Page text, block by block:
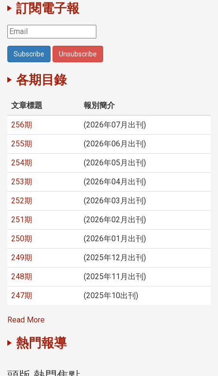
訂閱電子報
各期目錄
文章標題 報別簡介
256期 (2026年07月出刊)
255期 (2026年06月出刊)
254期 (2026年05月出刊)
253期 (2026年04月出刊)
252期 (2026年03月出刊)
251期 (2026年02月出刊)
250期 (2026年01月出刊)
249期 (2025年12月出刊)
248期 (2025年11月出刊)
247期 (2025年10出刊)
Read More
熱門報導